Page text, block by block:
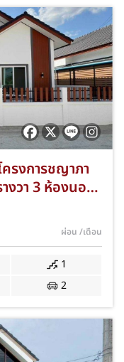
รงการชญาภา
งวา 3 ห้องนอน
เมืองชลบุรี
อยู่ได้ทันที JS-
ผ่อน /เดือน
1
2